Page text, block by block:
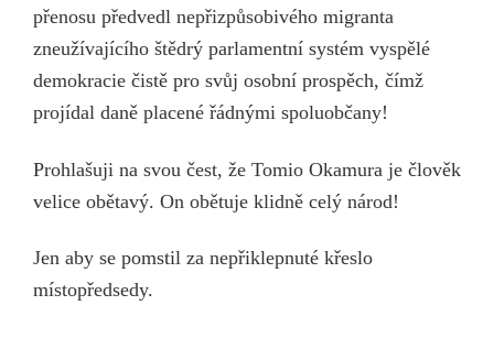
přenosu předvedl nepřizpůsobivého migranta
zneužívajícího štědrý parlamentní systém vyspělé
demokracie čistě pro svůj osobní prospěch, čímž
projídal daně placené řádnými spoluobčany!
Prohlašuji na svou čest, že Tomio Okamura je člověk
velice obětavý. On obětuje klidně celý národ!
Jen aby se pomstil za nepřiklepnuté křeslo
místopředsedy.